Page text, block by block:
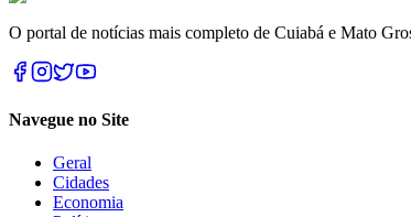
O portal de notícias mais completo de Cuiabá e Mato
Navegue no Site
Geral
Cidades
Economia